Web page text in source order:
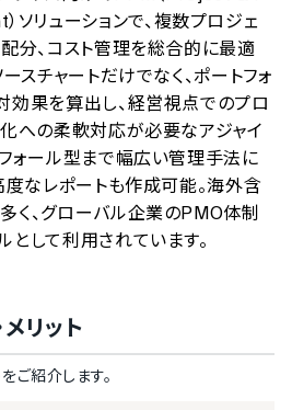
リューションで、複数プロジェ
分、コスト管理を総合的に最適
スチャートだけでなく、ポートフォ
効果を算出し、経営視点でのプロ
への柔軟対応が必要なアジャイ
ォール型まで幅広い管理手法に
なレポートも作成可能。海外含
く、グローバル企業のPMO体制
して利用されています。
リット
ご紹介します。